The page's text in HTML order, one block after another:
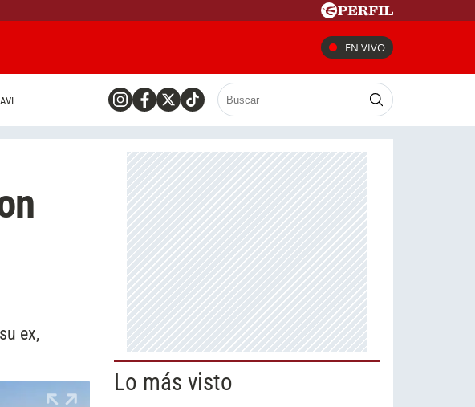
EN VIVO
ex,
Lo más visto